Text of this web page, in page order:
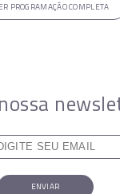
PROGRAMAÇÃO COMPLETA
ENVIAR